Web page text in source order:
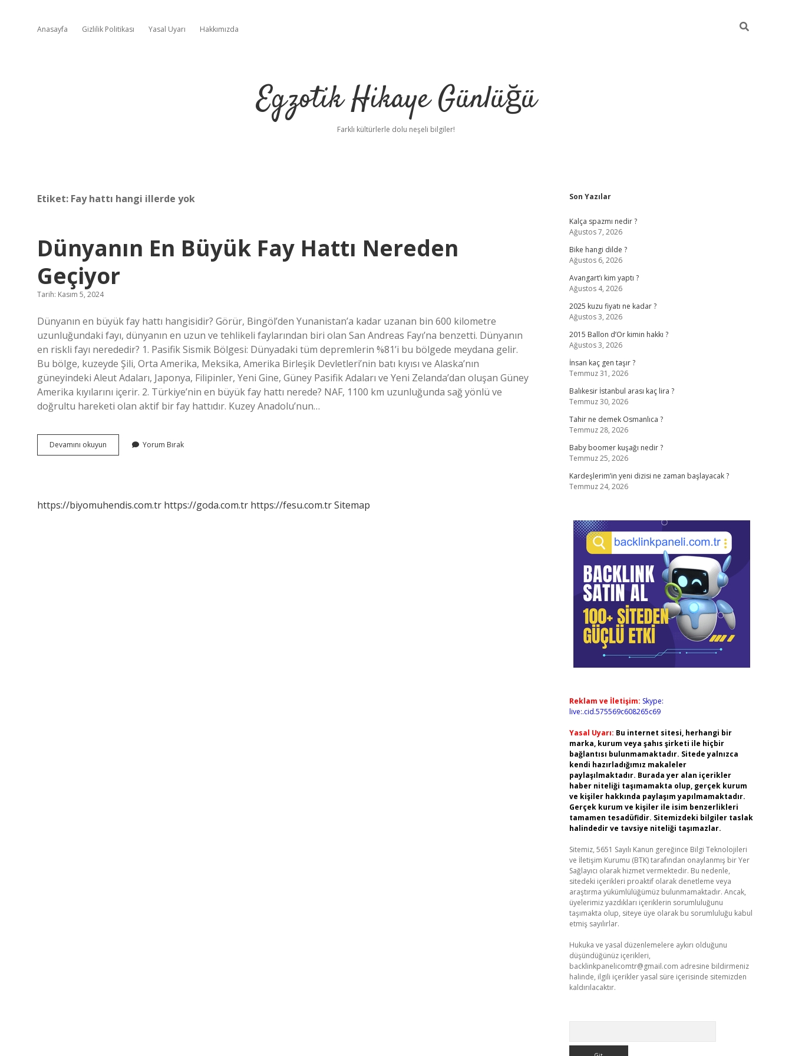
Anasayfa Gizlilik Politikası Yasal Uyarı Hakkımızda
Egzotik Hikaye Günlüğü
Farklı kültürlerle dolu neşeli bilgiler!
Etiket: Fay hattı hangi illerde yok
Dünyanın En Büyük Fay Hattı Nereden
Geçiyor
Tarih: Kasım 5, 2024
Dünyanın en büyük fay hattı hangisidir? Görür, Bingöl’den Yunanistan’a kadar uzanan bin 600 kilometre
uzunluğundaki fayı, dünyanın en uzun ve tehlikeli faylarından biri olan San Andreas Fayı’na benzetti. Dünyanın
en riskli fayı nerededir? 1. Pasifik Sismik Bölgesi: Dünyadaki tüm depremlerin %81’i bu bölgede meydana gelir.
Bu bölge, kuzeyde Şili, Orta Amerika, Meksika, Amerika Birleşik Devletleri’nin batı kıyısı ve Alaska’nın
güneyindeki Aleut Adaları, Japonya, Filipinler, Yeni Gine, Güney Pasifik Adaları ve Yeni Zelanda’dan oluşan Güney
Amerika kıyılarını içerir. 2. Türkiye’nin en büyük fay hattı nerede? NAF, 1100 km uzunluğunda sağ yönlü ve
doğrultu hareketi olan aktif bir fay hattıdır. Kuzey Anadolu’nun…
Devamını okuyun Dünyanın
En
Geçiyor
Yorum Bırak
https://biyomuhendis.com.tr https://goda.com.tr https://fesu.com.trSitemap
Sidebar
Son Yazılar
Kalça spazmı nedir ?
Ağustos 7, 2026
Bike hangi dilde ?
Ağustos 6, 2026
Avangart’ı kim yaptı ?
Ağustos 4, 2026
2025 kuzu fiyatı ne kadar ?
Ağustos 3, 2026
2015 Ballon d’Or kimin hakkı ?
Ağustos 3, 2026
İnsan kaç gen taşır ?
Temmuz 31, 2026
Balıkesir İstanbul arası kaç lira ?
Temmuz 30, 2026
Tahir ne demek Osmanlıca ?
Temmuz 28, 2026
Baby boomer kuşağı nedir ?
Temmuz 25, 2026
Kardeşlerim’in yeni dizisi ne zaman başlayacak ?
Temmuz 24, 2026
Reklam ve İletişim: Skype:
live:.cid.575569c608265c69
Yasal Uyarı: Bu internet sitesi, herhangi bir
marka, kurum veya şahıs şirketi ile hiçbir
bağlantısı bulunmamaktadır. Sitede yalnızca
kendi hazırladığımız makaleler
paylaşılmaktadır. Burada yer alan içerikler
haber niteliği taşımamakta olup, gerçek kurum
ve kişiler hakkında paylaşım yapılmamaktadır.
Gerçek kurum ve kişiler ile isim benzerlikleri
tamamen tesadüfidir. Sitemizdeki bilgiler taslak
halindedir ve tavsiye niteliği taşımazlar.
Sitemiz, 5651 Sayılı Kanun gereğince Bilgi Teknolojileri
ve İletişim Kurumu (BTK) tarafından onaylanmış bir Yer
Sağlayıcı olarak hizmet vermektedir. Bu nedenle,
sitedeki içerikleri proaktif olarak denetleme veya
araştırma yükümlülüğümüz bulunmamaktadır. Ancak,
üyelerimiz yazdıkları içeriklerin sorumluluğunu
taşımakta olup, siteye üye olarak bu sorumluluğu kabul
etmiş sayılırlar.
Hukuka ve yasal düzenlemelere aykırı olduğunu
düşündüğünüz içerikleri,
backlinkpanelicomtr@gmail.com adresine bildirmeniz
halinde, ilgili içerikler yasal süre içerisinde sitemizden
kaldırılacaktır.